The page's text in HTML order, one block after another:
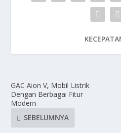
GAC Aion V, Mobil Listrik
Dengan Berbagai Fitur
Modern
SEBELUMNYA